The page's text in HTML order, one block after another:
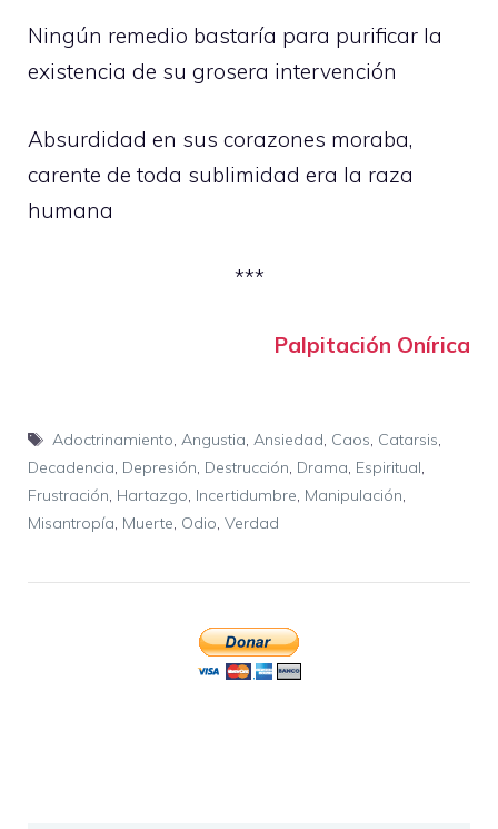
Ningún remedio bastaría para purificar la
existencia de su grosera intervención
Absurdidad en sus corazones moraba,
carente de toda sublimidad era la raza
humana
***
Palpitación Onírica
Etiquetas
Adoctrinamiento, Angustia, Ansiedad, Caos, Catarsis,
Decadencia, Depresión, Destrucción, Drama, Espiritual,
Frustración, Hartazgo, Incertidumbre, Manipulación,
Misantropía, Muerte, Odio, Verdad